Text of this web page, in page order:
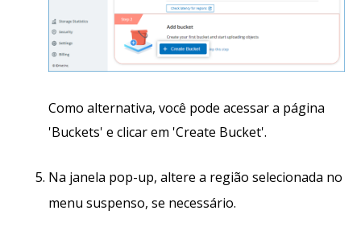
Como alternativa, você pode acessar a página
'Buckets' e clicar em 'Create Bucket'.
Na janela pop-up, altere a região selecionada no
menu suspenso, se necessário.